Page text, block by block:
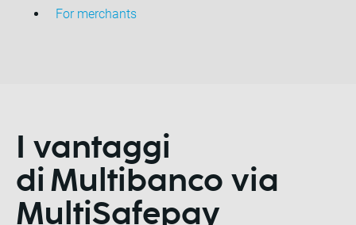
For merchants
I vantaggi
di Multibanco via
MultiSafepay